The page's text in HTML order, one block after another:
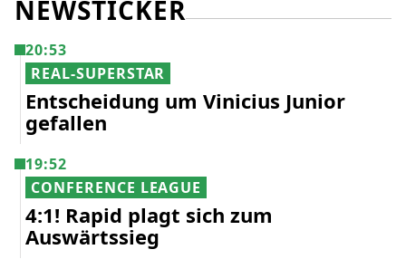
NEWSTICKER
20:53
REAL-SUPERSTAR
Entscheidung um Vinicius Junior
gefallen
19:52
CONFERENCE LEAGUE
4:1! Rapid plagt sich zum
Auswärtssieg